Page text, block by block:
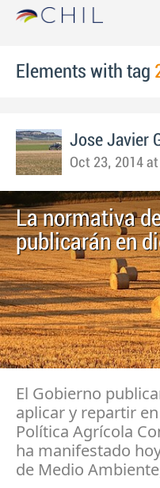
Elements with tag
Jose Javier
Oct 23, 2014
La normativa
publicarán en
El Gobierno
aplicar y repartir
Política Agrícola
ha manifestado
de Medio